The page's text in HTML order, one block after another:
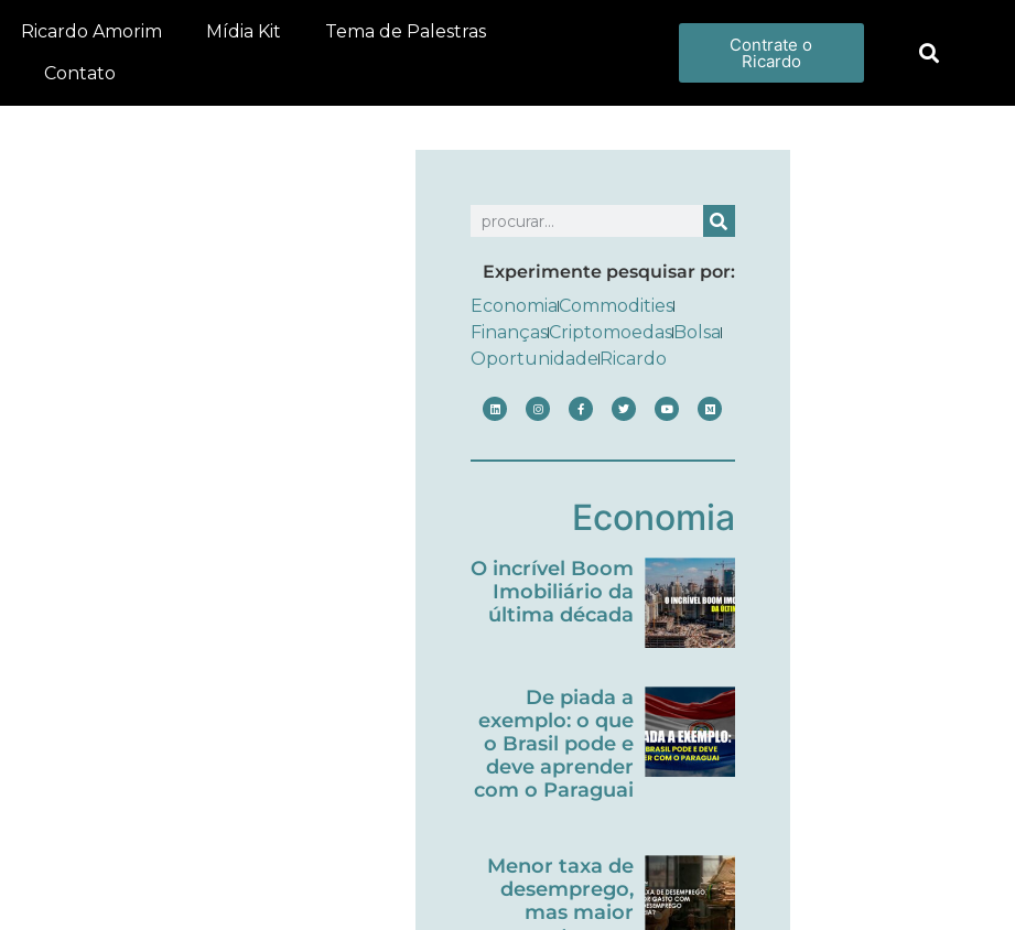
Ricardo Amorim Mídia Kit
Tema de Palestras
Contato
Contrate o
Ricardo
Experimente pesquisar por:
EconomiaCommodities
FinançasCriptomoedasBolsa
OportunidadeRicardo
Economia
O incrível Boom
Imobiliário da
última década
De piada a
exemplo: o que
o Brasil pode e
deve aprender
com o Paraguai
Menor taxa de
desemprego,
mas maior